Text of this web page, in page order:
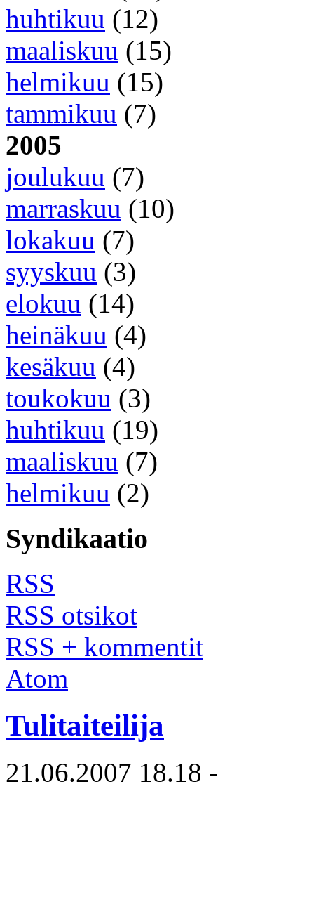
huhtikuu (12)
maaliskuu (15)
helmikuu (15)
tammikuu (7)
2005
joulukuu (7)
marraskuu (10)
lokakuu (7)
syyskuu (3)
elokuu (14)
heinäkuu (4)
kesäkuu (4)
toukokuu (3)
huhtikuu (19)
maaliskuu (7)
helmikuu (2)
Syndikaatio
RSS
RSS otsikot
RSS + kommentit
Atom
Tulitaiteilija
21.06.2007 18.18 -